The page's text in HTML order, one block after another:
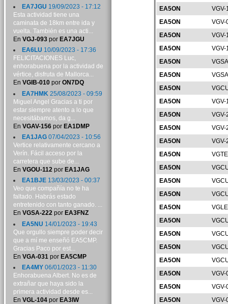
EA5ON
VGV-
EA5ON
VGV-
EA5ON
VGV-
EA5ON
VGV-
EA5ON
EA5ON
EA5ON
EA5ON
VGV-
EA5ON
VGV-
EA5ON
VGV-
EA5ON
VGV-
EA5ON
EA5ON
EA5ON
EA5ON
EA5ON
EA5ON
EA5ON
EA5ON
EA5ON
EA5ON
VGV-
EA5ON
VGV-
EA5ON
VGV-
EA7JGU 19/09/2023 - 17:12
Esta actividad tiene una
caminata de 18km entre ida y
vuelta. También es una acti...
En VGJ-093por EA7JGU
EA6LU 10/09/2023 - 17:36
FELICITACIONES Luc,
enhorabuena por la actividad de
vértice, disfruta de Mallorca...
En VGIB-010por ON7DQ
EA7HMK 25/08/2023 - 09:59
Miguel Angel Gracias a ti por
estar siempre atento a lo que
necesitábamos, da g...
En VGAV-156por EA1DMP
EA1JAG07/04/2023 - 10:56
Vertice relativamente cercano a
Verín. Fácil acceso por la
carretera que sube de...
En VGOU-112por EA1JAG
EA1BJE13/03/2023 - 00:37
Veo que compañía no te ha
faltado. Habrás estado
entretenido con tanto ganado. ...
En VGSA-222por EA3FNZ
EA5NU 14/01/2023 - 19:43
Que orgullo siempre poder decir
que a mí me enseñó EA5CMP.
Gracias Paco por est...
En VGA-031 por EA5CMP
EA4MY06/01/2023 - 11:30
Enhorabuena Albert. No es de
extrañar que haya sido la
primera actividad desde es...
En VGL-104por EA3IW